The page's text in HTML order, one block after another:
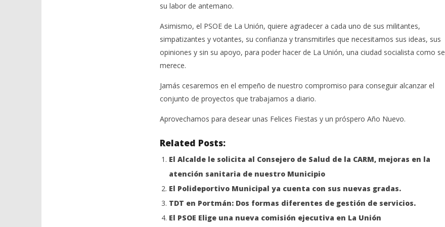
su labor de antemano.
Asimismo, el PSOE de La Unión, quiere agradecer a cada uno de sus militantes,
simpatizantes y votantes, su confianza y transmitirles que necesitamos sus ideas, sus
opiniones y sin su apoyo, para poder hacer de La Unión, una ciudad socialista como se
merece.
Jamás cesaremos en el empeño de nuestro compromiso para conseguir alcanzar el
conjunto de proyectos que trabajamos a diario.
Aprovechamos para desear unas Felices Fiestas y un próspero Año Nuevo.
Related Posts:
El Alcalde le solicita al Consejero de Salud de la CARM, mejoras en la
atención sanitaria de nuestro Municipio
El Polideportivo Municipal ya cuenta con sus nuevas gradas.
TDT en Portmán: Dos formas diferentes de gestión de servicios.
El PSOE Elige una nueva comisión ejecutiva en La Unión